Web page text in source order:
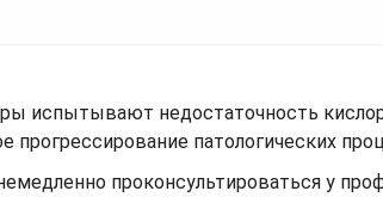
испытывают недостаточность
патологических
проконсультироваться у